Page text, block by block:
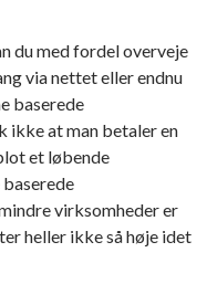
du med fordel overveje
via nettet eller endnu
baserede
at man betaler en
et løbende
baserede
virksomheder er
heller ikke så høje idet